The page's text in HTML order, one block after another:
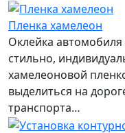
Пленка хамелеон
Оклейка
стильно,
хамелеоновой
выделиться на
транспорта…